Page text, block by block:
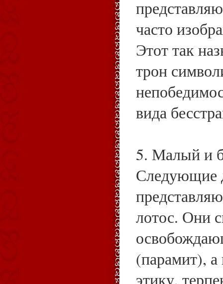
часто
Этот так
трон
вида
5. Малый и
Следующие
лотос. Они
(парамит),
этику,